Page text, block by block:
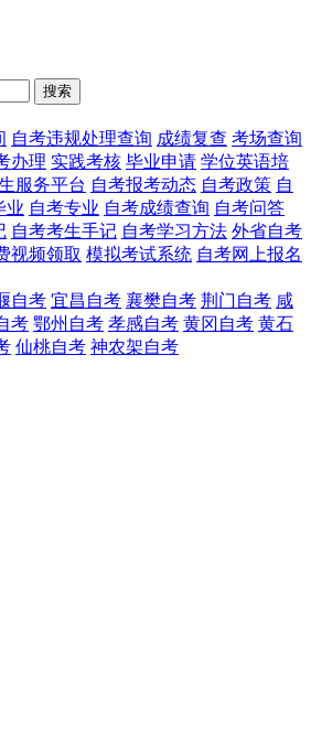
搜索
自考违规处理查询 成绩复查 考场查询
办理 实践考核 毕业申请 学位英语培
服务平台 自考报考动态 自考政策 自
业 自考专业 自考成绩查询 自考问答
自考考生手记 自考学习方法 外省自考
视频领取 模拟考试系统 自考网上报名
自考 宜昌自考 襄樊自考 荆门自考 咸
考 鄂州自考 孝感自考 黄冈自考 黄石
仙桃自考 神农架自考